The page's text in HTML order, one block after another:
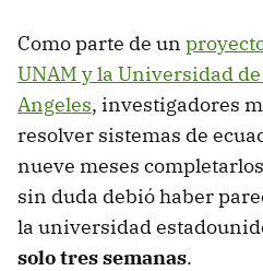
Como parte de un
UNAM y la Universidad
Angeles, investigadores
resolver sistemas de
nueve meses
sin duda debió haber
la universidad
solo tres semanas.